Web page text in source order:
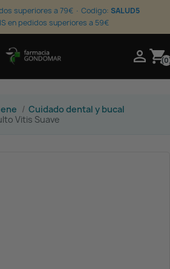
superiores a 79€ · Codigo: SALUD5
en pedidos superiores a 59€
 shopping_cart
Cuidado dental y bucal
Vitis Suave